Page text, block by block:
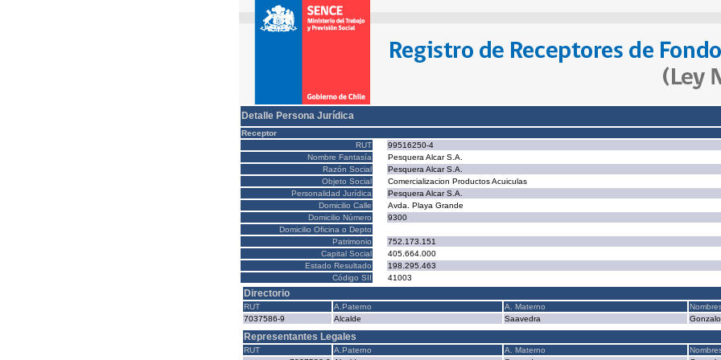
Detalle Persona Jurídica
Receptor
RUT
99516250-4
Nombre Fantasía
Pesquera Alcar S.A.
Razón Social
Pesquera Alcar S.A.
Objeto Social
Comercializacion Productos Acuiculas
Personalidad Jurídica
Pesquera Alcar S.A.
Domicilio Calle
Avda. Playa Grande
Domicilio Número
9300
Domicilio Oficina o Depto
Patrimonio
752.173.151
Capital Social
405.664.000
Estado Resultado
198.295.463
Código SII
41003
Directorio
RUT A.Paterno A. Materno
7037586-9
Alcalde Saavedra Gonzalo
Representantes Legales
RUT A.Paterno A. Materno